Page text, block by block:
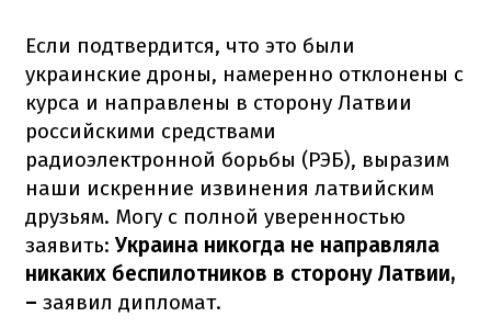
Если подтвердится, что это были
украинские дроны, намеренно отклонены с
курса и направлены в сторону Латвии
российскими средствами
радиоэлектронной борьбы (РЭБ), выразим
наши искренние извинения латвийским
друзьям. Могу с полной уверенностью
заявить: Украина никогда не направляла
никаких беспилотников в сторону Латвии,
– заявил дипломат.